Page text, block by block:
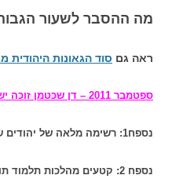
מה ההסבר לשעור הגבוה
ראה גםסוד הגאונות היהודית
ספטמבר 2011 – דן שכטמן זוכה ישראלי עשירי בפרס נובל
נספח1: רשימה מלאה של יהודים שזכו בפרס
נספח 2: קטעים מהלכות תלמוד תורה לרמב"ם